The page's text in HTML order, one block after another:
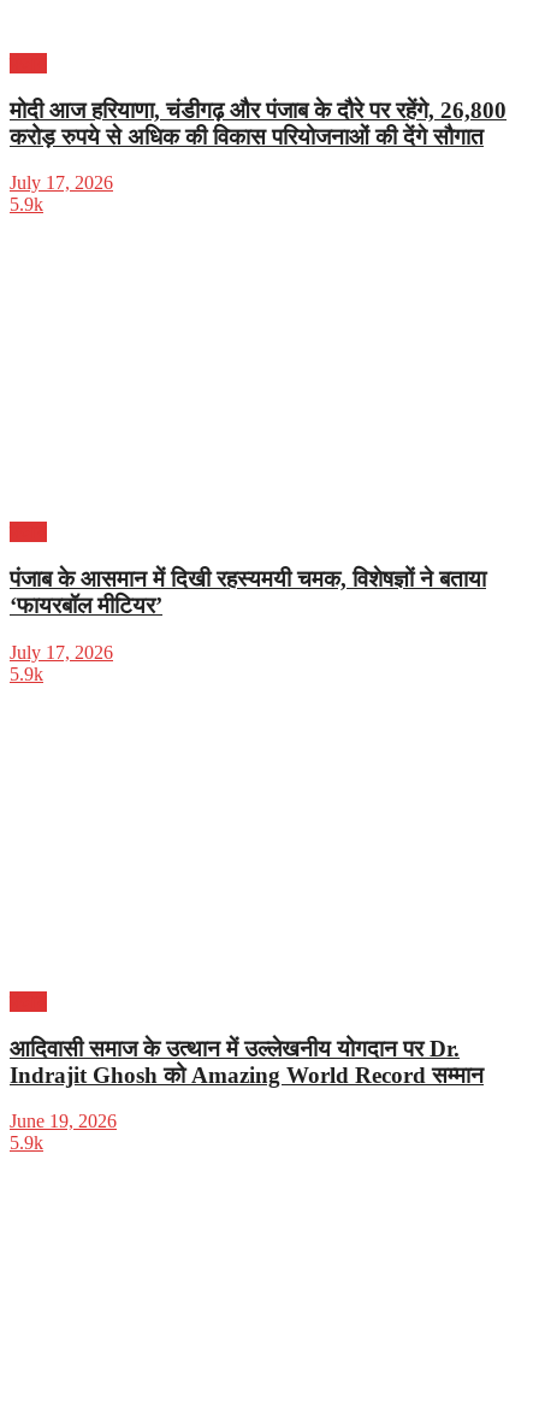
मोदी आज हरियाणा, चंडीगढ़ और पंजाब के दौरे पर रहेंगे, 26,800
करोड़ रुपये से अधिक की विकास परियोजनाओं की देंगे सौगात
July 17, 2026
5.9k
पंजाब के आसमान में दिखी रहस्यमयी चमक, विशेषज्ञों ने बताया
‘फायरबॉल मीटियर’
July 17, 2026
5.9k
आदिवासी समाज के उत्थान में उल्लेखनीय योगदान पर Dr.
Indrajit Ghosh को Amazing World Record सम्मान
June 19, 2026
5.9k